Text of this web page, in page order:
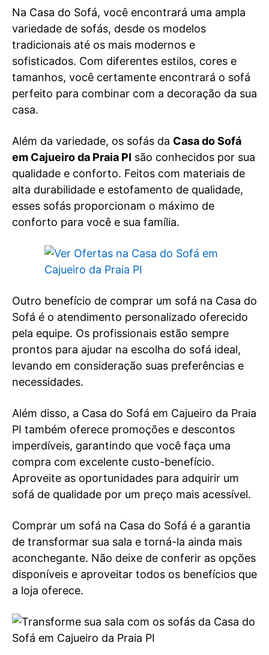
Na Casa do Sofá, você encontrará uma ampla
variedade de sofás, desde os modelos
tradicionais até os mais modernos e
sofisticados. Com diferentes estilos, cores e
tamanhos, você certamente encontrará o sofá
perfeito para combinar com a decoração da sua
casa.
Além da variedade, os sofás da Casa do Sofá
em Cajueiro da Praia PI são conhecidos por sua
qualidade e conforto. Feitos com materiais de
alta durabilidade e estofamento de qualidade,
esses sofás proporcionam o máximo de
conforto para você e sua família.
Outro benefício de comprar um sofá na Casa do
Sofá é o atendimento personalizado oferecido
pela equipe. Os profissionais estão sempre
prontos para ajudar na escolha do sofá ideal,
levando em consideração suas preferências e
necessidades.
Além disso, a Casa do Sofá em Cajueiro da Praia
PI também oferece promoções e descontos
imperdíveis, garantindo que você faça uma
compra com excelente custo-benefício.
Aproveite as oportunidades para adquirir um
sofá de qualidade por um preço mais acessível.
Comprar um sofá na Casa do Sofá é a garantia
de transformar sua sala e torná-la ainda mais
aconchegante. Não deixe de conferir as opções
disponíveis e aproveitar todos os benefícios que
a loja oferece.